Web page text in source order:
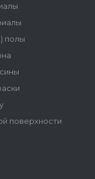
полы
поверхности